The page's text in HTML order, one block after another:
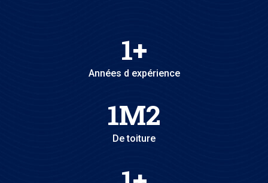
1+
Années d expérience
1M2
De toiture